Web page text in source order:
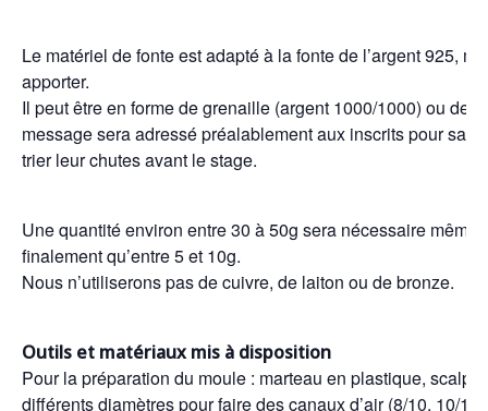
Le matériel de fonte est adapté à la fonte de l’argent 925,
apporter.
Il peut être en forme de grenaille (argent 1000/1000) ou de
message sera adressé préalablement aux inscrits pour
trier leur chutes avant le stage.
Une quantité environ entre 30 à 50g sera nécessaire même
finalement qu’entre 5 et 10g.
Nous n’utiliserons pas de cuivre, de laiton ou de bronze.
Outils et matériaux mis à disposition
Pour la préparation du moule : marteau en plastique,
différents diamètres pour faire des canaux d’air (8/10, 10/10